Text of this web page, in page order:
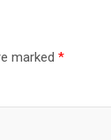
marked *